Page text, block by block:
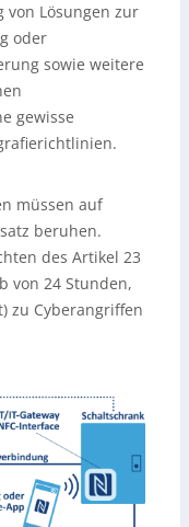
von Lösungen zur
oder
sowie weitere
gewisse
müssen auf
beruhen.
des Artikel 23
von 24 Stunden,
zu Cyberangriffen